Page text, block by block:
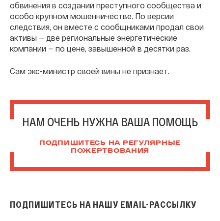
обвинения в создании преступного сообщества и
особо крупном мошенничестве. По версии
следствия, он вместе с сообщниками продал свои
активы — две региональные энергетические
компании — по цене, завышенной в десятки раз.
Сам экс-министр своей вины не признает.
НАМ ОЧЕНЬ НУЖНА ВАША ПОМОЩЬ
ПОДПИШИТЕСЬ НА РЕГУЛЯРНЫЕ
ПОЖЕРТВОВАНИЯ
ПОДПИШИТЕСЬ НА НАШУ EMAIL-РАССЫЛКУ